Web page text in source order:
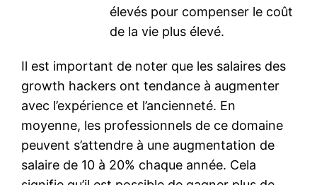
élevés pour compenser le coût
de la vie plus élevé.
Il est important de noter que les salaires des
growth hackers ont tendance à augmenter
avec l’expérience et l’ancienneté. En
moyenne, les professionnels de ce domaine
peuvent s’attendre à une augmentation de
salaire de 10 à 20% chaque année. Cela